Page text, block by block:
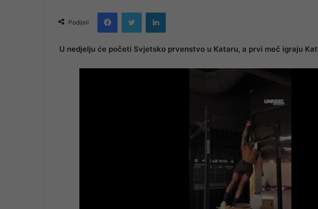
email
Podijeli
FacebookTwitter LinkedIn
U nedjelju će početi Svjetsko prvenstvo u Kataru, a prvi meč igraju